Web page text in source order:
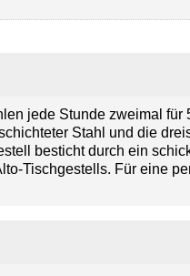
jede Stunde zweimal für
Stahl und die
besticht durch ein
Tischgestells. Für eine